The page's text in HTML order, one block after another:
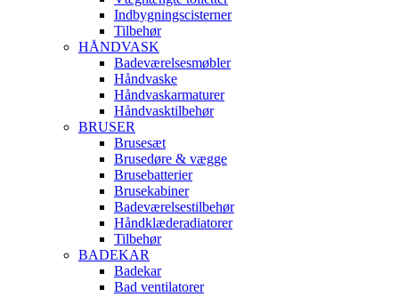
Indbygningscisterner
Tilbehør
HÅNDVASK
Badeværelsesmøbler
Håndvaske
Håndvaskarmaturer
Håndvasktilbehør
BRUSER
Brusesæt
Brusedøre & vægge
Brusebatterier
Brusekabiner
Badeværelsestilbehør
Håndklæderadiatorer
Tilbehør
BADEKAR
Badekar
Bad ventilatorer